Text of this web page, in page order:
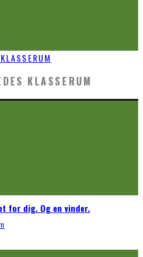
KLASSERUM
for dig. Og en vinder.